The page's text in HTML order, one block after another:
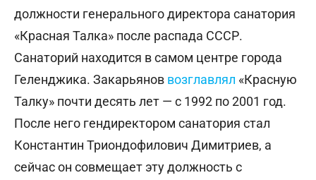
должности генерального директора санатория
«Красная Талка» после распада СССР.
Санаторий находится в самом центре города
Геленджика. Закарьянов возглавлял «Красную
Талку» почти десять лет — с 1992 по 2001 год.
После него гендиректором санатория стал
Константин Триондофилович Димитриев, а
сейчас он совмещает эту должность с